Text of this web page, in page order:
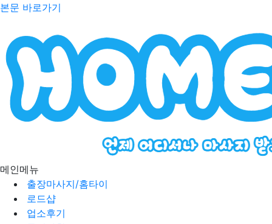
본문 바로가기
메인메뉴
출장마사지/홈타이
로드샵
업소후기